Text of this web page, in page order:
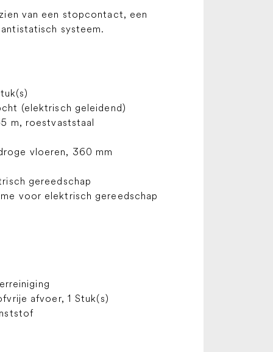
van een stopcontact, een
systeem.
(elektrisch geleidend)
m, roestvaststaal
vloeren, 360 mm
gereedschap
voor elektrisch gereedschap
afvoer, 1 Stuk(s)